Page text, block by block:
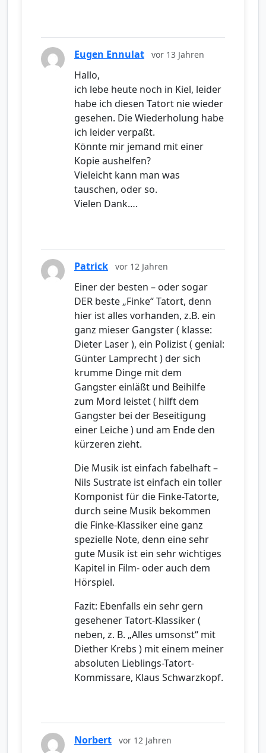
Eugen Ennulat vor 13 Jahren
Hallo,
ich lebe heute noch in Kiel, leider
habe ich diesen Tatort nie wieder
gesehen. Die Wiederholung habe
ich leider verpaßt.
Könnte mir jemand mit einer
Kopie aushelfen?
Vieleicht kann man was
tauschen, oder so.
Vielen Dank….
Patrick vor 12 Jahren
Einer der besten – oder sogar
DER beste „Finke“ Tatort, denn
hier ist alles vorhanden, z.B. ein
ganz mieser Gangster ( klasse:
Dieter Laser ), ein Polizist ( genial:
Günter Lamprecht ) der sich
krumme Dinge mit dem
Gangster einläßt und Beihilfe
zum Mord leistet ( hilft dem
Gangster bei der Beseitigung
einer Leiche ) und am Ende den
kürzeren zieht.
Die Musik ist einfach fabelhaft –
Nils Sustrate ist einfach ein toller
Komponist für die Finke-Tatorte,
durch seine Musik bekommen
die Finke-Klassiker eine ganz
spezielle Note, denn eine sehr
gute Musik ist ein sehr wichtiges
Kapitel in Film- oder auch dem
Hörspiel.
Fazit: Ebenfalls ein sehr gern
gesehener Tatort-Klassiker (
neben, z. B. „Alles umsonst“ mit
Diether Krebs ) mit einem meiner
absoluten Lieblings-Tatort-
Kommissare, Klaus Schwarzkopf.
Norbert vor 12 Jahren